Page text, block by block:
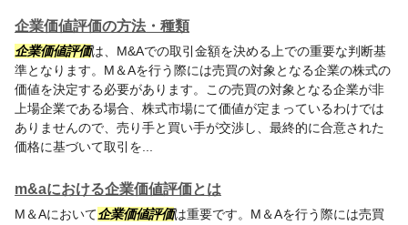
企業価値評価の方法・種類
企業価値評価は、M&Aでの取引金額を決める上での重要な判断基
準となります。M＆Aを行う際には売買の対象となる企業の株式の
価値を決定する必要があります。この売買の対象となる企業が非
上場企業である場合、株式市場にて価値が定まっているわけでは
ありませんので、売り手と買い手が交渉し、最終的に合意された
価格に基づいて取引を...
m&aにおける企業価値評価とは
M＆Aにおいて企業価値評価は重要です。M＆Aを行う際には売買